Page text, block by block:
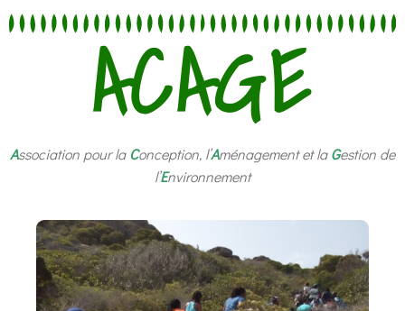
ACAGE
Association pour la Conception, l’Aménagement et laGestion de
l’Environnement